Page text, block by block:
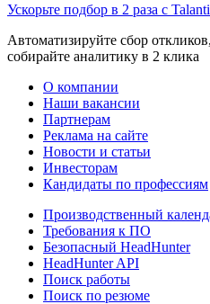
Ускорьте подбор в 2 раза с
Автоматизируйте сбор
собирайте аналитику в 2 клика
О компании
Наши вакансии
Партнерам
Реклама на сайте
Новости и статьи
Инвесторам
Кандидаты по профессиям
Производственный
Требования к ПО
Безопасный HeadHunter
HeadHunter API
Поиск работы
Поиск по резюме